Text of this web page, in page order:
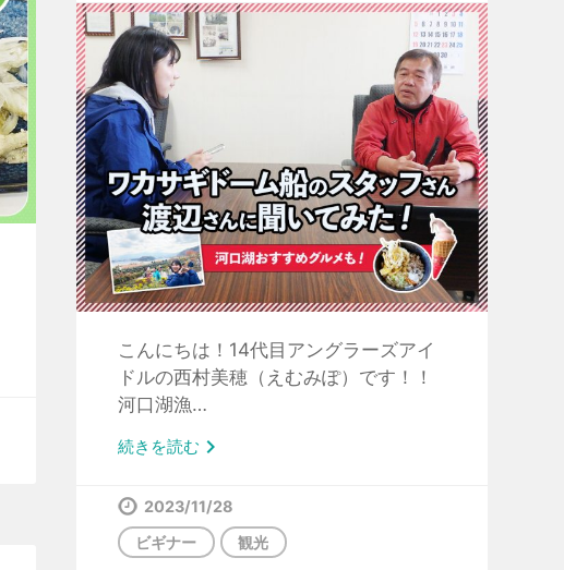
こんにちは！14代目アングラーズアイ
ドルの西村美穂（えむみぽ）です！！
河口湖漁…
続きを読む
2023/11/28
ビギナー
観光